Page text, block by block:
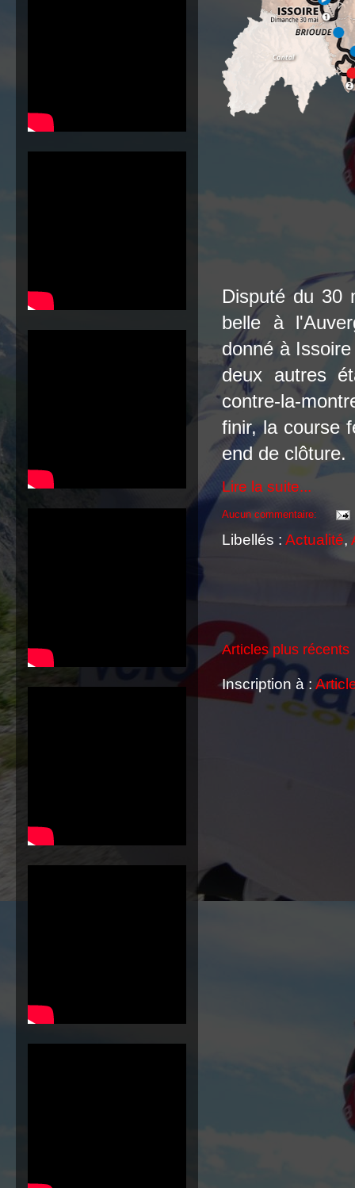
Disputé du 30
belle à
donné à
deux autres
contre-la-
finir, la course
end de clôture.
Lire la suite...
Aucun commentaire:
Libellés : Actualité,
Articles plus récents
Inscription à :